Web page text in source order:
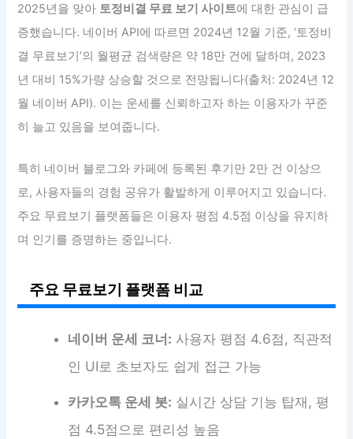
2025년을 맞아 토정비결 무료 보기 사이트에 대한 관심이 급
증했습니다. 네이버 API에 따르면 2024년 12월 기준, ‘토정비
결 무료보기’의 월평균 검색량은 약 18만 건에 달하며, 2023
년 대비 15%가량 상승할 것으로 전망됩니다(출처: 2024년 12
월 네이버 API). 이는 운세를 신뢰하고자 하는 이용자가 꾸준
히 늘고 있음을 보여줍니다.
특히 네이버 블로그와 카페에 등록된 후기만 2만 건 이상으
로, 사용자들의 경험 공유가 활발하게 이루어지고 있습니다.
주요 무료보기 플랫폼들은 이용자 평점 4.5점 이상을 유지하
며 인기를 증명하는 중입니다.
주요 무료보기 플랫폼 비교
네이버 운세 코너: 사용자 평점 4.6점, 직관적
인 UI로 초보자도 쉽게 접근 가능
카카오톡 운세 봇: 실시간 상담 기능 탑재, 평
점 4.5점으로 편리성 높음